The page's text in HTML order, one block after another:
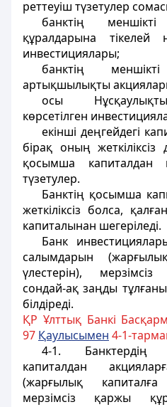
реттеуіш түзетулер
банктің
құралдарына
инвестициялары;
банктің
артықшылықты
осы
көрсетілген
екінші деңгейдегі
бірақ оның
қосымша капиталдан
түзетулер.
Банктің қосымша
жеткіліксіз болса,
капиталынан шегеріледі.
Банк
салымдарын
үлестерін),
сондай-ақ заңды
білдіреді.
ҚР Ұлттық Банкі
97 Қаулысымен 4-1-
4-1. Банктердің
капиталдан
(жарғылық
мерзімсіз қаржы